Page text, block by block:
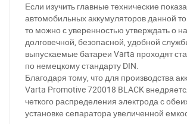
Если изучить главные технические
автомобильных аккумуляторов данной
то можно с уверенностью утверждать о
долговечной, безопасной, удобной
выпускаемые батареи Varta проходят
по немецкому стандарту DIN.
Благодаря тому, что для производства
Varta Promotive 720018 BLACK
четкого распределения электрода с
установке сепаратора увеличенной